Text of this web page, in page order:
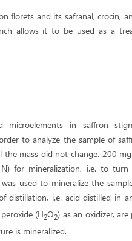
florets and its safranal, crocin,
allows it to be used as a
microelements in saffron
to analyze the sample of
the mass did not change. 200
for mineralization, i.e. to
was used to mineralize the
distillation, i.e. acid distilled in
(H2O2) as an oxidizer,
is mineralized.